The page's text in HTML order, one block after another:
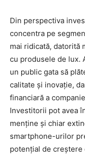
Din perspectiva
concentra pe
mai ridicată, datorită
cu produsele de lux.
un public gata să
calitate și inovație,
financiară a
Investitorii pot avea
menține și chiar
smartphone-urilor
potențial de creștere